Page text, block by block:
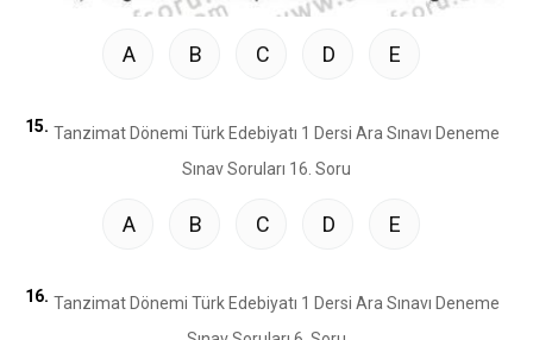
A B C D E
15.
A B C D E
16.